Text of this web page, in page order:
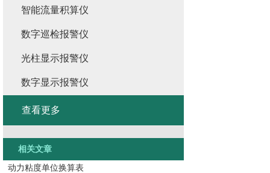
智能流量积算仪
数字巡检报警仪
光柱显示报警仪
数字显示报警仪
查看更多
相关文章
动力粘度单位换算表